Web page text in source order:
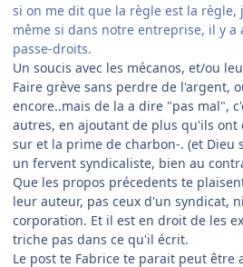
si on me dit que la règle est la règle,
même si dans notre entreprise, il y a
passe-droits.
Un soucis avec les mécanos, et/ou
Faire grève sans perdre de l'argent,
encore..mais de la a dire "pas mal",
autres, en ajoutant de plus qu'ils ont
sur et la prime de charbon-. (et Dieu
un fervent syndicaliste, bien au
Que les propos précedents te
leur auteur, pas ceux d'un syndicat,
corporation. Et il est en droit de les
triche pas dans ce qu'il écrit.
Le post te Fabrice te parait peut être